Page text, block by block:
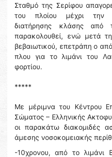
Σταθμό της Σερίφου
του πλοίου μέχρι την
διατήρησης κλάσης
παρακολουθεί, ενώ μετά
βεβαιωτικού, επετράπη ο
πλου για το λιμάνι του
φορτίου.
*****
Με μέριμνα του Κέντρου
Σώματος – Ελληνικής
οι παρακάτω διακομιδές
άμεσης νοσοκομειακής
-10χρονου, από το λιμάνι